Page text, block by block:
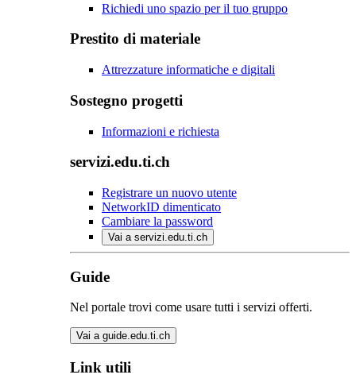
Richiedi uno spazio per il tuo gruppo
Prestito di materiale
Attrezzature informatiche e digitali
Sostegno progetti
Informazioni e richiesta
servizi.edu.ti.ch
Registrare un nuovo utente
NetworkID dimenticato
Cambiare la password
Vai a servizi.edu.ti.ch
Guide
Nel portale trovi come usare tutti i servizi offerti.
Vai a guide.edu.ti.ch
Link utili